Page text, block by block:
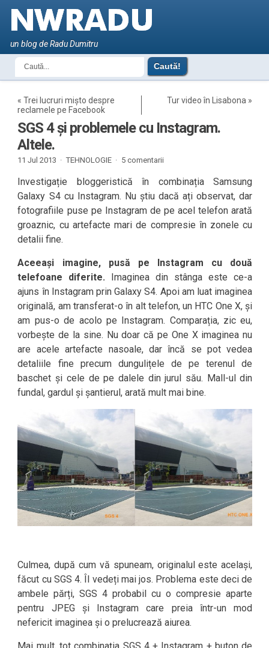
un blog de Radu Dumitru
«Trei lucruri mișto despre
reclamele pe Facebook
Tur video în Lisabona »
SGS 4 și problemele cu Instagram.
Altele.
11 Jul 2013 · TEHNOLOGIE · 5 comentarii
Investigație bloggeristică în combinația Samsung
Galaxy S4 cu Instagram. Nu știu dacă ați observat, dar
fotografiile puse pe Instagram de pe acel telefon arată
groaznic, cu artefacte mari de compresie în zonele cu
detalii fine.
Aceeași imagine, pusă pe Instagram cu două
telefoane diferite. Imaginea din stânga este ce-a
ajuns în Instagram prin Galaxy S4. Apoi am luat imaginea
originală, am transferat-o în alt telefon, un HTC One X, și
am pus-o de acolo pe Instagram. Comparația, zic eu,
vorbește de la sine. Nu doar că pe One X imaginea nu
are acele artefacte nasoale, dar încă se pot vedea
detaliile fine precum dungulițele de pe terenul de
baschet și cele de pe dalele din jurul său. Mall-ul din
fundal, gardul și șantierul, arată mult mai bine.
Culmea, după cum vă spuneam, originalul este același,
făcut cu SGS 4. Îl vedeți mai jos. Problema este deci de
ambele părți, SGS 4 probabil cu o compresie aparte
pentru JPEG și Instagram care preia într-un mod
nefericit imaginea și o prelucrează aiurea.